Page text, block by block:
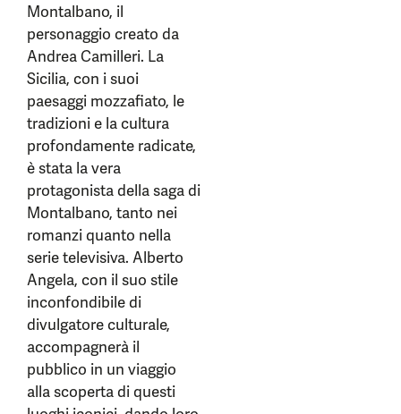
Montalbano, il
personaggio creato da
Andrea Camilleri. La
Sicilia, con i suoi
paesaggi mozzafiato, le
tradizioni e la cultura
profondamente radicate,
è stata la vera
protagonista della saga di
Montalbano, tanto nei
romanzi quanto nella
serie televisiva. Alberto
Angela, con il suo stile
inconfondibile di
divulgatore culturale,
accompagnerà il
pubblico in un viaggio
alla scoperta di questi